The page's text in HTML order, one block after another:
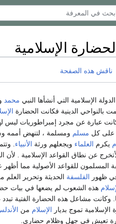
الإسلامية
ناقش هذه الصفحة
الإسلامية التي أنشأها النبي محمد
بالنواحي الدينية فكانت الحضارة
عبارة عن مجرد إمبراطوريات ليس
على كل مسلم ومسلمة ، لتنهض أممه
يكرم العلماء ويجعلهم ورثة الأنبياء .
عن نطاق القواعد الإسلامية .
المسلمون للقواعد الأصولية مما
ظهور الفلسفة الحديثة وتحرير
هذه الشعوب لم يضعها في بيات
وكانت مشاعل هذه الحضارة الفتية
الإسلامية تموج بديار الإسلام من
تعيش في جهل وظلام حضاري.